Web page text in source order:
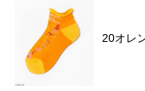
20オレ